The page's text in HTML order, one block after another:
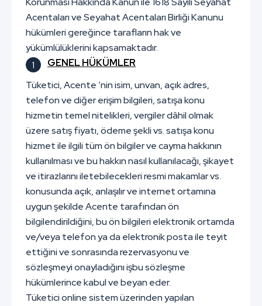
Acentaları ve Seyahat Acentaları Birliği Kanunu
hükümleri gereğince tarafların hak ve
yükümlülüklerini kapsamaktadır.
GENEL HÜKÜMLER
Tüketici, Acente ’nin isim, unvan, açık adres,
telefon ve diğer erişim bilgileri, satışa konu
hizmetin temel nitelikleri, vergiler dâhil olmak
üzere satış fiyatı, ödeme şekli vs. satışa konu
hizmet ile ilgili tüm ön bilgiler ve cayma hakkının
kullanılması ve bu hakkın nasıl kullanılacağı, şikayet
ve itirazlarını iletebilecekleri resmi makamlar vs.
konusunda açık, anlaşılır ve internet ortamına
uygun şekilde Acente tarafından ön
bilgilendirildiğini, bu ön bilgileri elektronik ortamda
ve/veya telefon ya da elektronik posta ile teyit
ettiğini ve sonrasında rezervasyonu ve
sözleşmeyi onayladığını işbu sözleşme
hükümlerince kabul ve beyan eder.
Tüketici online sistem üzerinden yapılan